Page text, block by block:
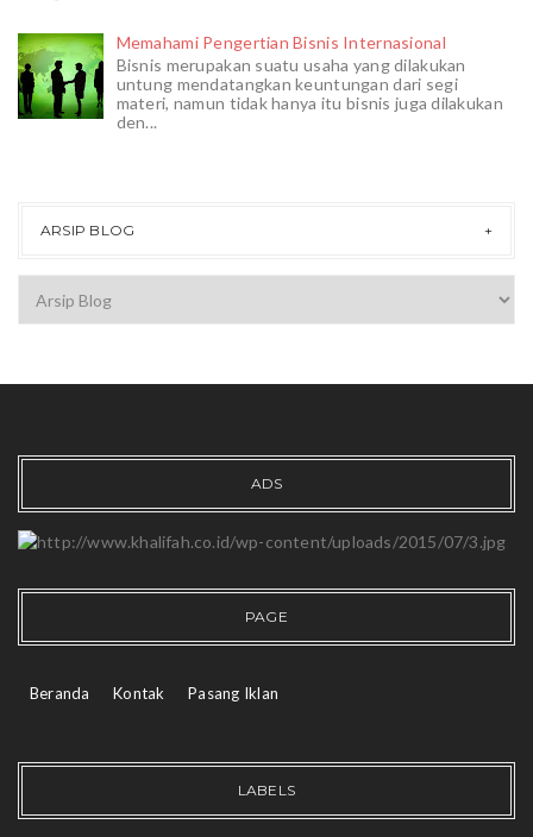
Memahami Pengertian Bisnis Internasional
Bisnis merupakan suatu usaha yang dilakukan
untung mendatangkan keuntungan dari segi
materi, namun tidak hanya itu bisnis juga dilakukan
den...
ARSIP BLOG
ADS
PAGE
Beranda Kontak Pasang Iklan
LABELS